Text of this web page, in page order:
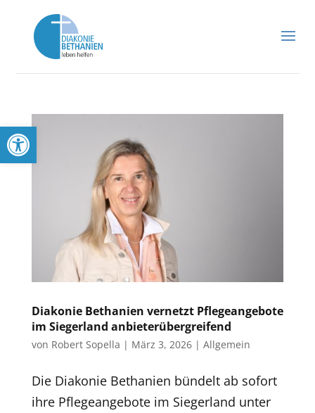
Werkzeugleiste öffnen
Diakonie Bethanien vernetzt Pflegeangebote
im Siegerland anbieterübergreifend
von Robert Sopella | März 3, 2026| Allgemein
Die Diakonie Bethanien bündelt ab sofort
ihre Pflegeangebote im Siegerland unter